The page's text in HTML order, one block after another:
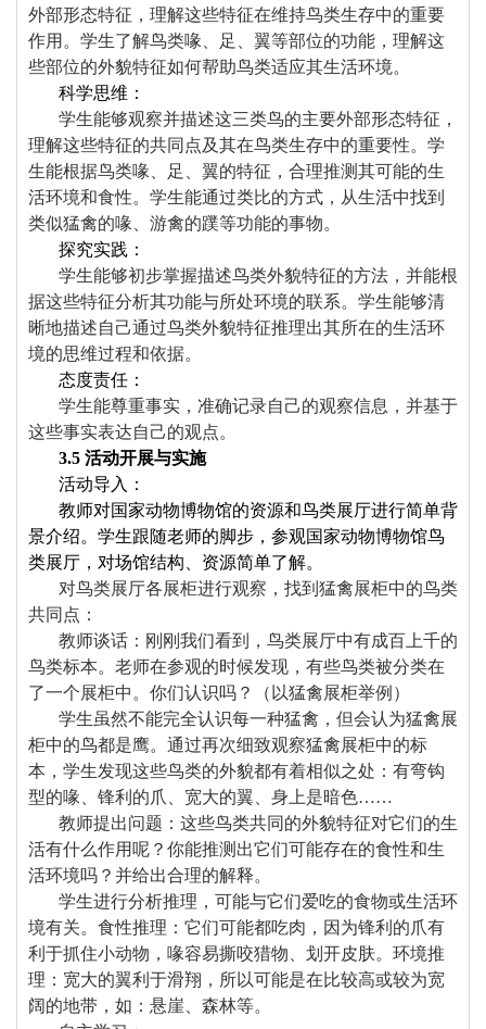
外部形态特征，理解这些特征在维持鸟类生存中的重要
作用。学生了解鸟类喙、足、翼等部位的功能，理解这
些部位的外貌特征如何帮助鸟类适应其生活环境。
科学思维：
学生能够观察并描述这三类鸟的主要外部形态特征，
理解这些特征的共同点及其在鸟类生存中的重要性。学
生能根据鸟类喙、足、翼的特征，合理推测其可能的生
活环境和食性。学生能通过类比的方式，从生活中找到
类似猛禽的喙、游禽的蹼等功能的事物。
探究实践：
学生能够初步掌握描述鸟类外貌特征的方法，并能根
据这些特征分析其功能与所处环境的联系。学生能够清
晰地描述自己通过鸟类外貌特征推理出其所在的生活环
境的思维过程和依据。
态度责任：
学生能尊重事实，准确记录自己的观察信息，并基于
这些事实表达自己的观点。
3.5 活动开展与实施
活动导入：
教师对国家动物博物馆的资源和鸟类展厅进行简单背
景介绍。学生跟随老师的脚步，参观国家动物博物馆鸟
类展厅，对场馆结构、资源简单了解。
对鸟类展厅各展柜进行观察，找到猛禽展柜中的鸟类
共同点：
教师谈话：刚刚我们看到，鸟类展厅中有成百上千的
鸟类标本。老师在参观的时候发现，有些鸟类被分类在
了一个展柜中。你们认识吗？（以猛禽展柜举例）
学生虽然不能完全认识每一种猛禽，但会认为猛禽展
柜中的鸟都是鹰。通过再次细致观察猛禽展柜中的标
本，学生发现这些鸟类的外貌都有着相似之处：有弯钩
型的喙、锋利的爪、宽大的翼、身上是暗色……
教师提出问题：这些鸟类共同的外貌特征对它们的生
活有什么作用呢？你能推测出它们可能存在的食性和生
活环境吗？并给出合理的解释。
学生进行分析推理，可能与它们爱吃的食物或生活环
境有关。食性推理：它们可能都吃肉，因为锋利的爪有
利于抓住小动物，喙容易撕咬猎物、划开皮肤。环境推
理：宽大的翼利于滑翔，所以可能是在比较高或较为宽
阔的地带，如：悬崖、森林等。